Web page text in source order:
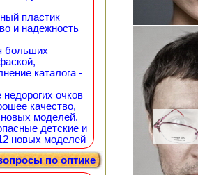
пластик
и надежность
больших
каталога -
очков
качество,
моделей.
детские и
новых моделей
по оптике